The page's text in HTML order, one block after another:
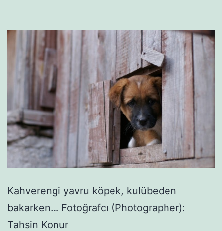
Kahverengi yavru köpek, kulübeden
bakarken… Fotoğrafcı (Photographer):
Tahsin Konur